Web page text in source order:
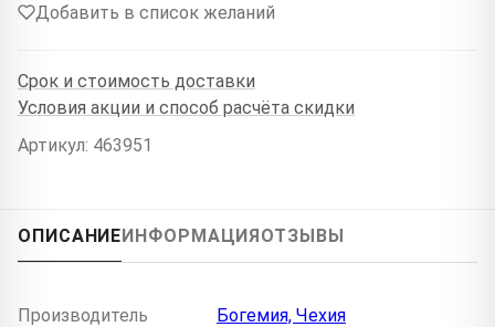
Добавить в список желаний
Срок и стоимость доставки
Условия акции и способ расчёта скидки
Артикул: 463951
ОПИСАНИЕИНФОРМАЦИЯОТЗЫВЫ
Производитель Богемия, Чехия